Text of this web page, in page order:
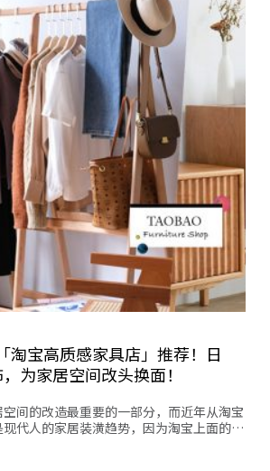
淘宝高质感家具店」推荐！日
为家居空间改头换面！
间的改造最重要的一部分，而近年从淘宝
代人的家居装潢趋势，因为淘宝上面的…